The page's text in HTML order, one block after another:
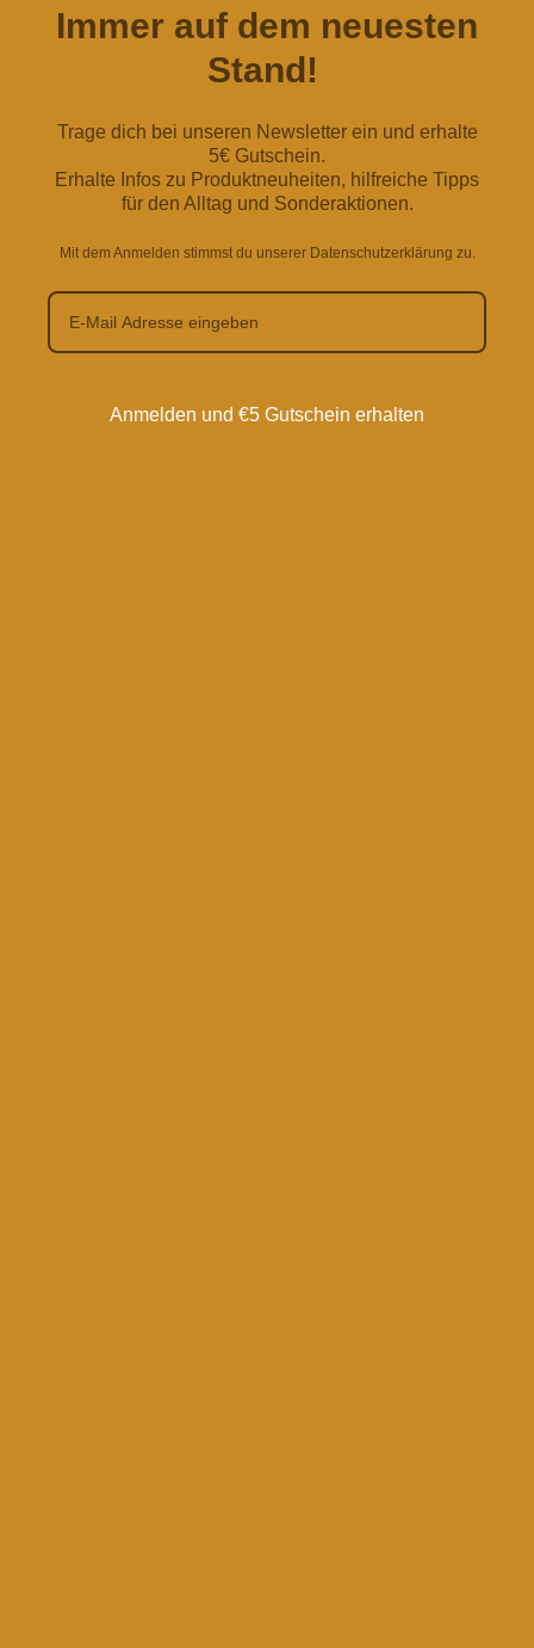
Immer auf dem neuesten
Stand!
Trage dich bei unseren Newsletter ein und erhalte
5€ Gutschein.
Erhalte Infos zu Produktneuheiten, hilfreiche Tipps
für den Alltag und Sonderaktionen.
Mit dem Anmelden stimmst du unserer Datenschutzerklärung zu.
Anmelden und €5 Gutschein erhalten